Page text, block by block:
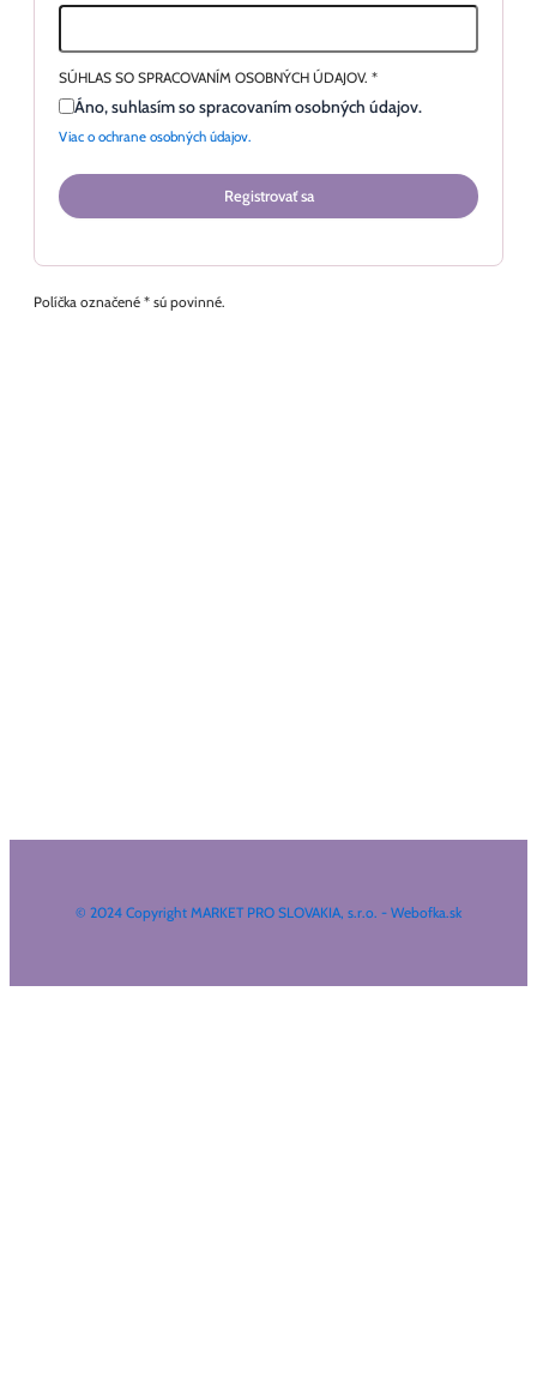
SÚHLAS SO SPRACOVANÍM OSOBNÝCH ÚDAJOV. *
Áno, suhlasím so spracovaním osobných údajov.
Viac o ochrane osobných údajov.
Registrovať sa
Políčka označené * sú povinné.
© 2024 Copyright MARKET PRO SLOVAKIA, s.r.o. - Webofka.sk